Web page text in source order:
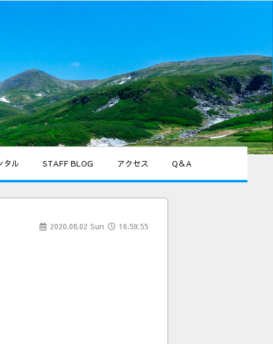
タル STAFF BLOG アクセス Q＆A
2020.08.02 Sun 16:59:55